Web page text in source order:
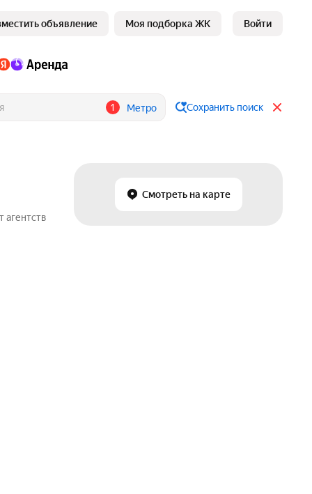
объявление Моя подборка ЖК Войти
1 Метро Сохранить поиск
Смотреть на карте
агентств